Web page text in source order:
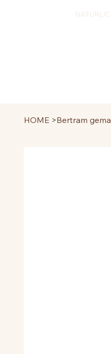
HOME >Bertram